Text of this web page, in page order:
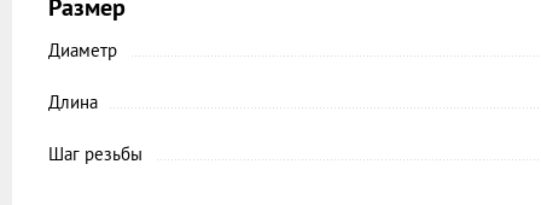
Размер
Диаметр
Длина
Шаг резьбы